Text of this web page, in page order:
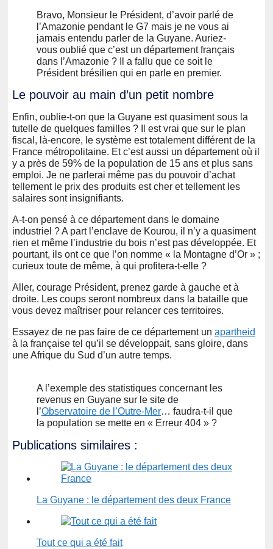
Bravo, Monsieur le Président, d’avoir parlé de
l’Amazonie pendant le G7 mais je ne vous ai
jamais entendu parler de la Guyane. Auriez-
vous oublié que c’est un département français
dans l’Amazonie ? Il a fallu que ce soit le
Président brésilien qui en parle en premier.
Le pouvoir au main d’un petit nombre
Enfin, oublie-t-on que la Guyane est quasiment sous la
tutelle de quelques familles ? Il est vrai que sur le plan
fiscal, là-encore, le système est totalement différent de la
France métropolitaine. Et c’est aussi un département où il
y a près de 59% de la population de 15 ans et plus sans
emploi. Je ne parlerai même pas du pouvoir d’achat
tellement le prix des produits est cher et tellement les
salaires sont insignifiants.
A-t-on pensé à ce département dans le domaine
industriel ? A part l’enclave de Kourou, il n’y a quasiment
rien et même l’industrie du bois n’est pas développée. Et
pourtant, ils ont ce que l’on nomme « la Montagne d’Or » ;
curieux toute de même, à qui profitera-t-elle ?
Aller, courage Président, prenez garde à gauche et à
droite. Les coups seront nombreux dans la bataille que
vous devez maîtriser pour relancer ces territoires.
Essayez de ne pas faire de ce département un apartheid
à la française tel qu’il se développait, sans gloire, dans
une Afrique du Sud d’un autre temps.
A l’exemple des statistiques concernant les
revenus en Guyane sur le site de
l’Observatoire de l’Outre-Mer… faudra-t-il que
la population se mette en « Erreur 404 » ?
Publications similaires :
La Guyane : le département des deux France
Tout ce qui a été fait